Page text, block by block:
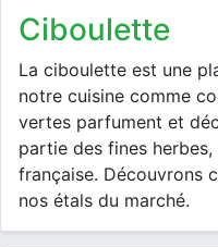
ciboulette
La ciboulette est une
notre cuisine comme
vertes parfument et
partie des fines
française. Découvrons
nos étals du marché.